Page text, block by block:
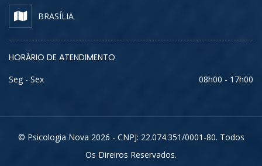
BRASÍLIA
HORÁRIO DE ATENDIMENTO
Seg - Sex 08h00 - 17h00
© Psicologia Nova 2026 - CNPJ: 22.074.351/0001-80. Todos
Os Direiros Reservados.